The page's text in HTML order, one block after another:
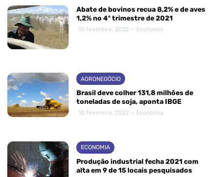
Abate de bovinos recua 8,2% e de aves
1,2% no 4º trimestre de 2021
10 fevereiro, 2022 — Economia
AGRONEGÓCIO
Brasil deve colher 131,8 milhões de
toneladas de soja, aponta IBGE
10 fevereiro, 2022 — Economia
ECONOMIA
Produção industrial fecha 2021 com
alta em 9 de 15 locais pesquisados